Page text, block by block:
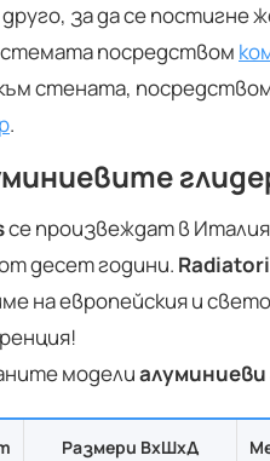
за да се
посредством
стената,
.
се произвеждат в
десет години.
на европейския и
моделиалуминиеви
Размери ВхШхД